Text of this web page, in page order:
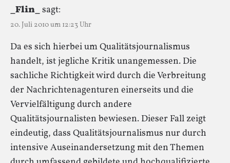
_Flin_sagt:
20. Juli 2010 um 12:23 Uhr
Da es sich hierbei um Qualitätsjournalismus
handelt, ist jegliche Kritik unangemessen. Die
sachliche Richtigkeit wird durch die Verbreitung
der Nachrichtenagenturen einerseits und die
Vervielfältigung durch andere
Qualitätsjournalisten bewiesen. Dieser Fall zeigt
eindeutig, dass Qualitätsjournalismus nur durch
intensive Auseinandersetzung mit den Themen